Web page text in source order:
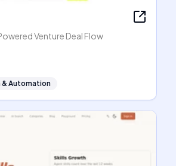
Venture Deal Flow
Automation